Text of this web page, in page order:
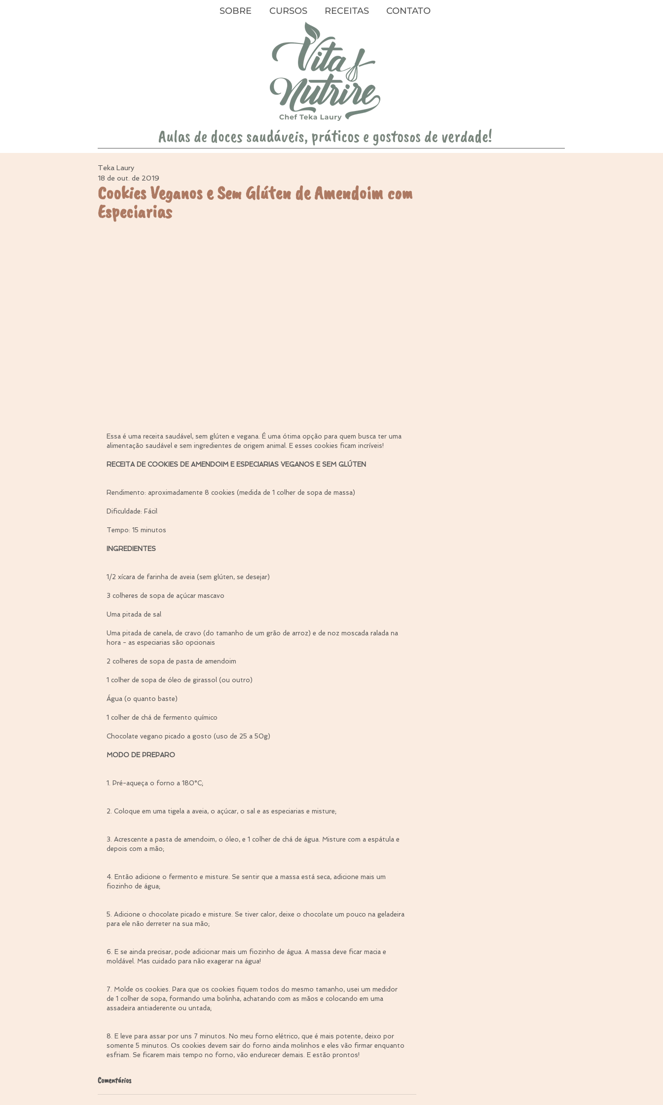
SOBRE CURSOS RECEITAS CONTATO
Aulas de doces saudáveis, práticos e gostosos de verdade!
Cookies Veganos e Sem Glúten de Amendoim com
Especiarias
Teka Laury
18 de out. de 2019
Essa é uma receita saudável, sem glúten e vegana. É uma ótima opção para quem busca ter uma
alimentação saudável e sem ingredientes de origem animal. E esses cookies ficam incríveis!
RECEITA DE COOKIES DE AMENDOIM E ESPECIARIAS VEGANOS E SEM GLÚTEN
Rendimento: aproximadamente 8 cookies (medida de 1 colher de sopa de massa)
Dificuldade: Fácil
Tempo: 15 minutos
INGREDIENTES
1/2 xícara de farinha de aveia (sem glúten, se desejar)
3 colheres de sopa de açúcar mascavo
Uma pitada de sal
Uma pitada de canela, de cravo (do tamanho de um grão de arroz) e de noz moscada ralada na
hora - as especiarias são opcionais
2 colheres de sopa de pasta de amendoim
1 colher de sopa de óleo de girassol (ou outro)
Água (o quanto baste)
1 colher de chá de fermento químico
Chocolate vegano picado a gosto (uso de 25 a 50g)
MODO DE PREPARO
1. Pré-aqueça o forno a 180°C;
2. Coloque em uma tigela a aveia, o açúcar, o sal e as especiarias e misture;
3. Acrescente a pasta de amendoim, o óleo, e 1 colher de chá de água. Misture com a espátula e
depois com a mão;
4. Então adicione o fermento e misture. Se sentir que a massa está seca, adicione mais um
fiozinho de água;
5. Adicione o chocolate picado e misture. Se tiver calor, deixe o chocolate um pouco na geladeira
para ele não derreter na sua mão;
6. E se ainda precisar, pode adicionar mais um fiozinho de água. A massa deve ficar macia e
moldável. Mas cuidado para não exagerar na água!
7. Molde os cookies. Para que os cookies fiquem todos do mesmo tamanho, usei um medidor
de 1 colher de sopa, formando uma bolinha, achatando com as mãos e colocando em uma
assadeira antiaderente ou untada;
8. E leve para assar por uns 7 minutos. No meu forno elétrico, que é mais potente, deixo por
somente 5 minutos. Os cookies devem sair do forno ainda molinhos e eles vão firmar enquanto
esfriam. Se ficarem mais tempo no forno, vão endurecer demais. E estão prontos!
Comentários